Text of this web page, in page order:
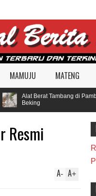
MAMUJU MATENG
Alat Berat Tambang di
Beking
Resmi
A+
A-